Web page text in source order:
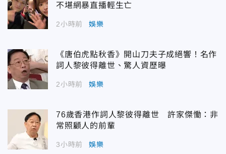
不堪網暴直播輕生亡
2小時前 娛樂
《唐伯虎點秋香》開山刀夫子成絕響！名作
詞人黎彼得離世、驚人資歷曝
2小時前 娛樂
76歲香港作詞人黎彼得離世 許家傑慟：非
常照顧人的前輩
3小時前 娛樂